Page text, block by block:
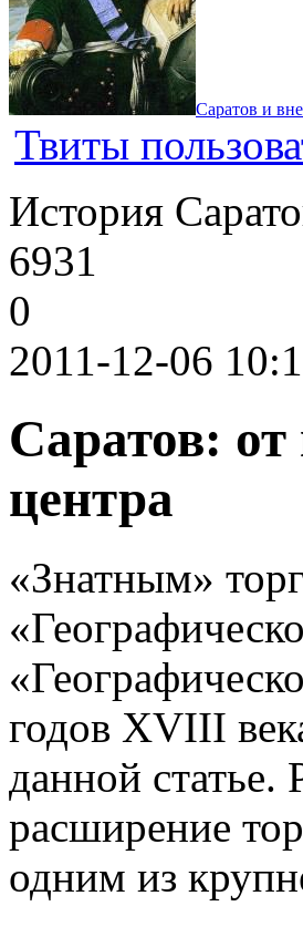
Саратов и
Твиты
История
6931
0
2011-12-06
Саратов: от
центра
«Знатным»
годов XVIII
данной статье.
расширение
одним из